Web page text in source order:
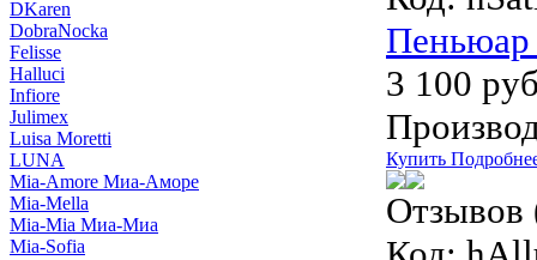
Пеньюар
3 100
Купить
Отзывов
DKaren
DobraNocka
Felisse
Halluci
Infiore
Julimex
Luisa Moretti
LUNA
Mia-Amore Миа-Аморе
Mia-Mella
Mia-Mia Миа-Миа
Mia-Sofia